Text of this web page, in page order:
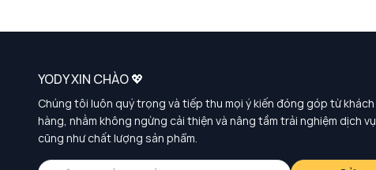
YODY XIN CHÀO 💖
Chúng tôi luôn quý trọng và tiếp thu mọi ý kiến đóng góp từ khách
hàng, nhằm không ngừng cải thiện và nâng tầm trải nghiệm dịch vụ
cũng như chất lượng sản phẩm.